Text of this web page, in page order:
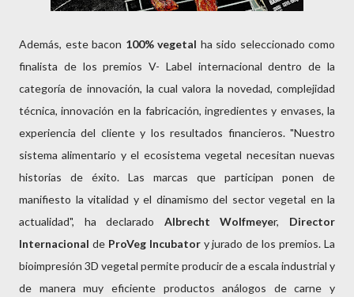
Además, este bacon 100% vegetal ha sido seleccionado como
finalista de los premios V- Label internacional dentro de la
categoría de innovación, la cual valora la novedad, complejidad
técnica, innovación en la fabricación, ingredientes y envases, la
experiencia del cliente y los resultados financieros. "Nuestro
sistema alimentario y el ecosistema vegetal necesitan nuevas
historias de éxito. Las marcas que participan ponen de
manifiesto la vitalidad y el dinamismo del sector vegetal en la
actualidad", ha declarado Albrecht Wolfmeyer, Director
Internacional de ProVeg Incubatory jurado de los premios. La
bioimpresión 3D vegetal permite producir de a escala industrial y
de manera muy eficiente productos análogos de carne y